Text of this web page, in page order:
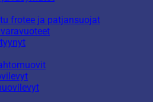
frotee ja patjansuojat